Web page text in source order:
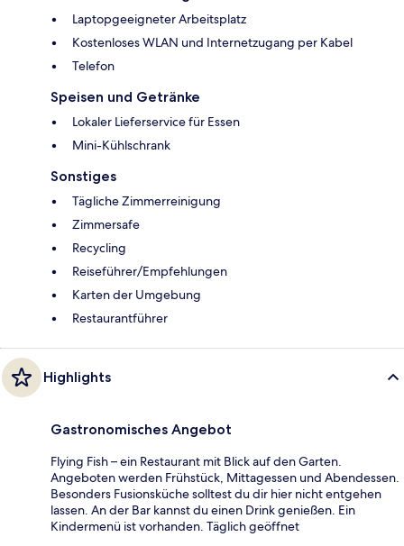
Laptopgeeigneter Arbeitsplatz
Kostenloses WLAN und Internetzugang per Kabel
Telefon
Speisen und Getränke
Lokaler Lieferservice für Essen
Mini-Kühlschrank
Sonstiges
Tägliche Zimmerreinigung
Zimmersafe
Recycling
Reiseführer/Empfehlungen
Karten der Umgebung
Restaurantführer
Highlights
Gastronomisches Angebot
Flying Fish – ein Restaurant mit Blick auf den Garten.
Angeboten werden Frühstück, Mittagessen und Abendessen.
Besonders Fusionsküche solltest du dir hier nicht entgehen
lassen. An der Bar kannst du einen Drink genießen. Ein
Kindermenü ist vorhanden. Täglich geöffnet